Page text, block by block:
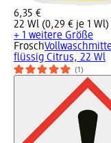
6,35 €
22 Wl (0,29 € je 1 Wl)
+ 1 weitere Größe
Frosch
flüssig Citrus, 22 Wl
(1)